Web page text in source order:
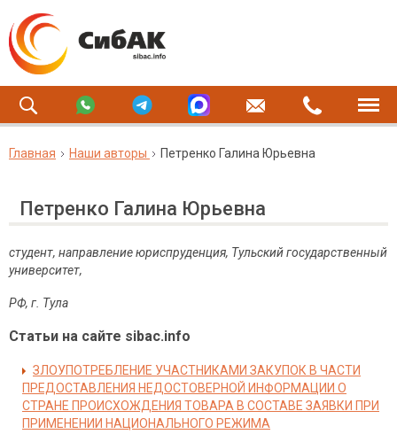
Главная Наши авторы Петренко Галина Юрьевна
Петренко Галина Юрьевна
студент, направление юриспруденция, Тульский государственный
университет,
РФ, г. Тула
Статьи на сайте sibac.info
ЗЛОУПОТРЕБЛЕНИЕ УЧАСТНИКАМИ ЗАКУПОК В ЧАСТИ
ПРЕДОСТАВЛЕНИЯ НЕДОСТОВЕРНОЙ ИНФОРМАЦИИ О
СТРАНЕ ПРОИСХОЖДЕНИЯ ТОВАРА В СОСТАВЕ ЗАЯВКИ ПРИ
ПРИМЕНЕНИИ НАЦИОНАЛЬНОГО РЕЖИМА